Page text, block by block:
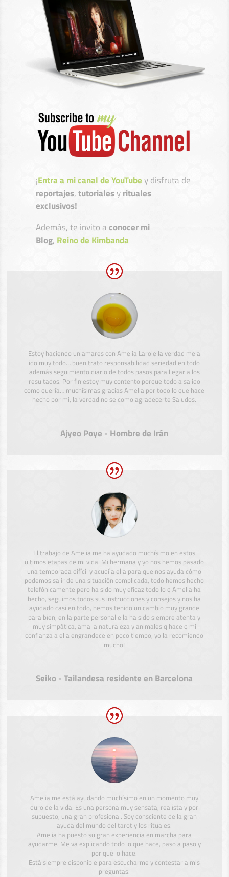
¡Entra a mi canal de YouTubey disfruta de
reportajes,tutorialesyrituales
exclusivos!
Además, te invito aconocer mi
Blog, Reino de Kimbanda
Estoy haciendo un amares con Amelia Laroie la verdad me a
ido muy todo… buen trato responsabilidad seriedad en todo
además seguimiento diario de todos pasos para llegar a los
resultados. Por fin estoy muy contento porque todo a salido
como quería… muchísimas gracias Amelia por todo lo que hace
hecho por mi, la verdad no se como agradecerte Saludos.
Ajyeo Poye - Hombre de Irán
El trabajo de Amelia me ha ayudado muchísimo en estos
últimos etapas de mi vida. Mi hermana y yo nos hemos pasado
una temporada difícil y acudí a ella para que nos ayuda cómo
podemos salir de una situación complicada, todo hemos hecho
telefónicamente pero ha sido muy eficaz todo lo q Amelia ha
hecho, seguimos todos sus instrucciones y consejos y nos ha
ayudado casi en todo, hemos tenido un cambio muy grande
para bien, en la parte personal ella ha sido siempre atenta y
muy simpática, ama la naturaleza y animales q hace q mi
confianza a ella engrandece en poco tiempo, yo la recomiendo
mucho!
Seiko - Tailandesa residente en Barcelona
Amelia me está ayudando muchísimo en un momento muy
duro de la vida. Es una persona muy sensata, realista y por
supuesto, una gran profesional. Soy consciente de la gran
ayuda del mundo del tarot y los rituales.
Amelia ha puesto su gran experiencia en marcha para
ayudarme. Me va explicando todo lo que hace, paso a paso y
por qué lo hace.
Está siempre disponible para escucharme y contestar a mis
preguntas.